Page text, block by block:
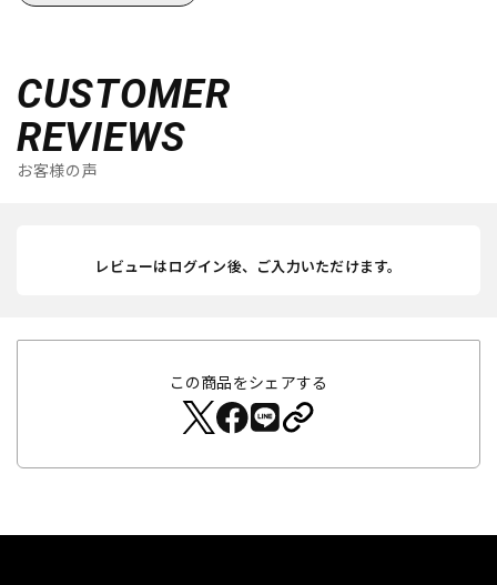
CUSTOMER
REVIEWS
お客様の声
レビューはログイン後、ご入力いただけます。
この商品をシェアする